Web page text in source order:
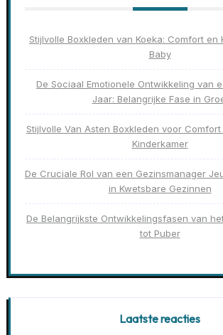
Stijlvolle Boxkleden van Koeka: Comfort en
Baby
De Sociaal Emotionele Ontwikkeling van
Jaar: Belangrijke Fase in
Stijlvolle Van Asten Boxkleden voor
Kinderkamer
De Cruciale Rol van een Gezinsmanager
in Kwetsbare Gezinnen
De Belangrijkste Ontwikkelingsfasen van
tot Puber
Laatste reacties